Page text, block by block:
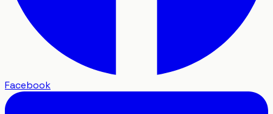
Facebook